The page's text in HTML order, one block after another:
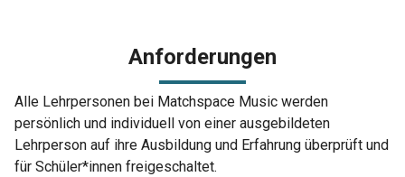
Anforderungen
Alle Lehrpersonen bei Matchspace Music werden
persönlich und individuell von einer ausgebildeten
Lehrperson auf ihre Ausbildung und Erfahrung überprüft und
für Schüler*innen freigeschaltet.